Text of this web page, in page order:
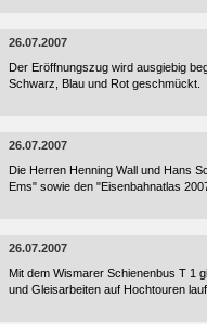
26.07.2007
Der Eröffnungszug wird ausgiebig
Schwarz, Blau und Rot geschmückt.
26.07.2007
Die Herren Henning Wall und Hans
Ems" sowie den "Eisenbahnatlas
26.07.2007
Mit dem Wismarer Schienenbus T 1
und Gleisarbeiten auf Hochtouren